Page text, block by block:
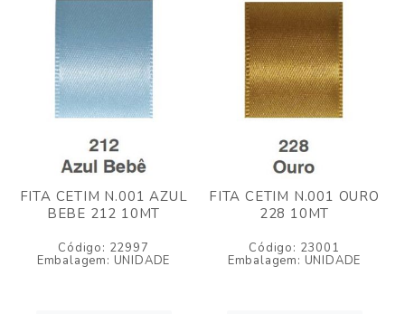
FITA CETIM N.001 AZUL
BEBE 212 10MT
Código: 22997
Embalagem: UNIDADE
FITA CETIM N.001 OURO
228 10MT
Código: 23001
Embalagem: UNIDADE